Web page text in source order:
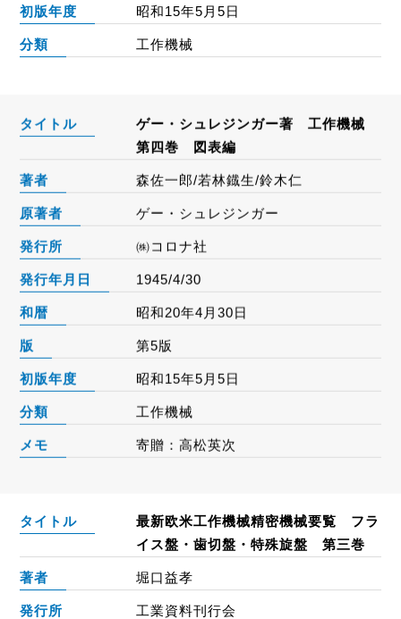
初版年度 昭和15年5月5日
分類 工作機械
タイトル
ゲー・シュレジンガー著 工作機械
第四巻 図表編
著者 森佐一郎/若林鐡生/鈴木仁
原著者 ゲー・シュレジンガー
発行所 ㈱コロナ社
発行年月日 1945/4/30
和暦 昭和20年4月30日
版 第5版
初版年度 昭和15年5月5日
分類 工作機械
メモ 寄贈：高松英次
タイトル
最新欧米工作機械精密機械要覧 フラ
イス盤・歯切盤・特殊旋盤 第三巻
著者 堀口益孝
発行所 工業資料刊行会